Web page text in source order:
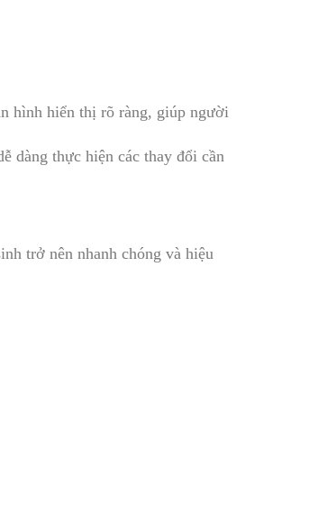
hình hiển thị rõ ràng, giúp người
dàng thực hiện các thay đổi cần
trở nên nhanh chóng và hiệu